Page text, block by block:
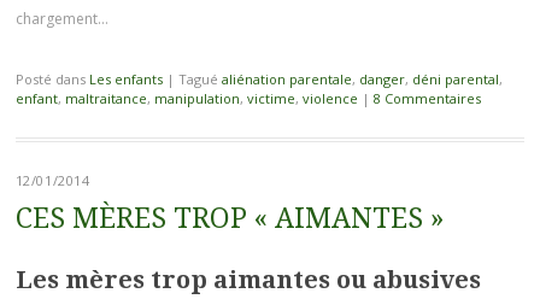
chargement…
Posté dans Les enfants | Tagué aliénation parentale, danger, déni parental,
enfant, maltraitance, manipulation, victime, violence | 8 Commentaires
12/01/2014
CES MÈRES TROP « AIMANTES »
Les mères trop aimantes ou abusives